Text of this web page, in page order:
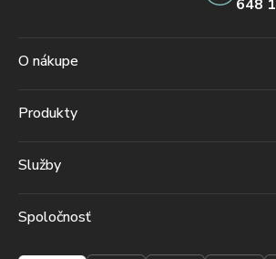
648
O nákupe
Produkty
Služby
Spoločnosť